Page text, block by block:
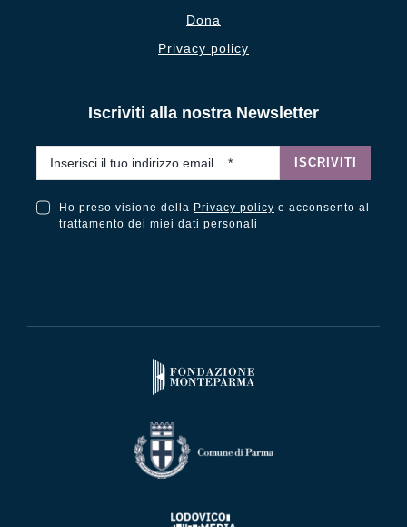
Dona
Privacy policy
Iscriviti alla nostra Newsletter
ISCRIVITI
Ho preso visione della Privacy policy e acconsento al
trattamento dei miei dati personali